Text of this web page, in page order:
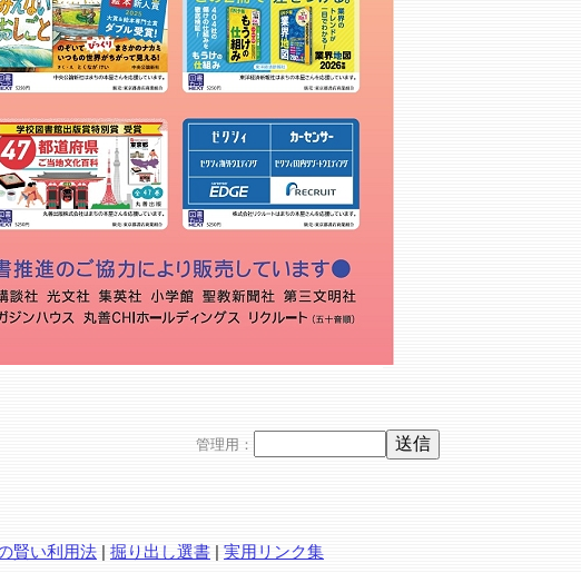
管理用：
賢い利用法 | 掘り出し選書 | 実用リンク集